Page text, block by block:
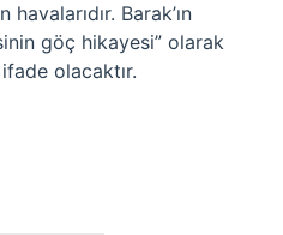
Barak’ın
göç hikayesi” olarak
olacaktır.